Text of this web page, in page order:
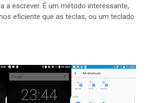
a escrever. É um método interessante,
eficiente que as teclas, ou um teclado